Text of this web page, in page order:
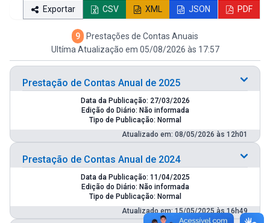
Exportar CSV XML JSON PDF
9
Prestações de Contas Anuais
Ultíma Atualização em 05/08/2026 às 17:57
Prestação de Contas Anual de 2025
Data da Publicação: 27/03/2026
Edição do Diário: Não informada
Tipo de Publicação: Normal
Atualizado em: 08/05/2026 às 12h01
Prestação de Contas Anual de 2024
Data da Publicação: 11/04/2025
Edição do Diário: Não informada
Tipo de Publicação: Normal
Atualizado em: 15/05/2025 às 16h49